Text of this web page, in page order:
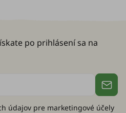
po prihlásení sa na
údajov pre marketingové účely